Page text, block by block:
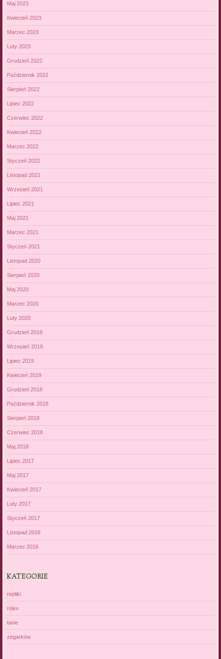
Maj 2023
Kwiecień 2023
Marzec 2023
Luty 2023
Grudzień 2022
Październik 2022
Sierpień 2022
Lipiec 2022
Czerwiec 2022
Kwiecień 2022
Marzec 2022
Styczeń 2022
Listopad 2021
Wrzesień 2021
Lipiec 2021
Maj 2021
Marzec 2021
Styczeń 2021
Listopad 2020
Sierpień 2020
Maj 2020
Marzec 2020
Luty 2020
Grudzień 2019
Wrzesień 2019
Lipiec 2019
Kwiecień 2019
Grudzień 2018
Październik 2018
Sierpień 2018
Czerwiec 2018
Maj 2018
Lipiec 2017
Maj 2017
Kwiecień 2017
Luty 2017
Styczeń 2017
Listopad 2016
Marzec 2016
KATEGORIE
repliki
rolex
tanie
zegarków